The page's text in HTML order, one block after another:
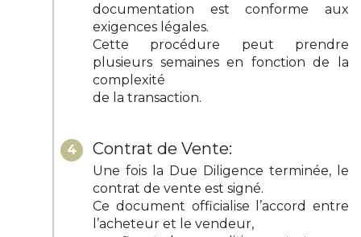
documentation est conforme aux
exigences légales.
Cette procédure peut prendre
plusieurs semaines en fonction de la
complexité
de la transaction.
4 Contrat de Vente:
Une fois la Due Diligence terminée, le
contrat de vente est signé.
Ce document officialise l’accord entre
l’acheteur et le vendeur,